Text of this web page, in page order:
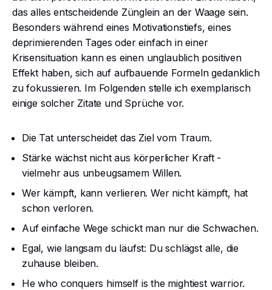
das alles entscheidende Zünglein an der Waage sein.
Besonders während eines Motivationstiefs, eines
deprimierenden Tages oder einfach in einer
Krisensituation kann es einen unglaublich positiven
Effekt haben, sich auf aufbauende Formeln gedanklich
zu fokussieren. Im Folgenden stelle ich exemplarisch
einige solcher Zitate und Sprüche vor.
Die Tat unterscheidet das Ziel vom Traum.
Stärke wächst nicht aus körperlicher Kraft -
vielmehr aus unbeugsamem Willen.
Wer kämpft, kann verlieren. Wer nicht kämpft, hat
schon verloren.
Auf einfache Wege schickt man nur die Schwachen.
Egal, wie langsam du läufst: Du schlägst alle, die
zuhause bleiben.
He who conquers himself is the mightiest warrior.